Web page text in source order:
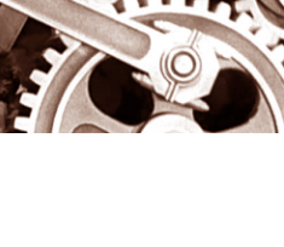
Aller
au
contenu
Cinémolette
Programmation
Molette